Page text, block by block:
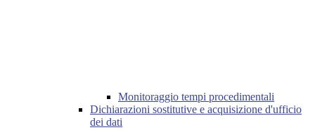
Monitoraggio tempi procedimentali
Dichiarazioni sostitutive e acquisizione d'ufficio
dei dati